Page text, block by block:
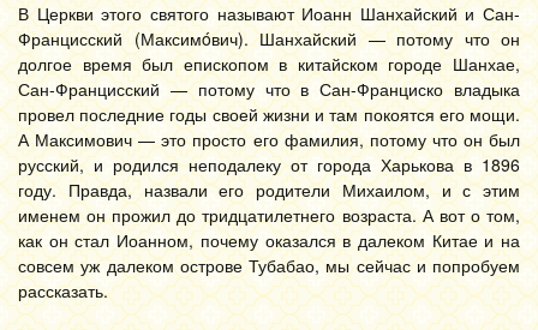
В Церкви этого святого называют Иоанн Шанхайский и Сан-
Францисский (Максимóвич). Шанхайский — потому что он
долгое время был епископом в китайском городе Шанхае,
Сан-Францисский — потому что в Сан-Франциско владыка
провел последние годы своей жизни и там покоятся его мощи.
А Максимович — это просто его фамилия, потому что он был
русский, и родился неподалеку от города Харькова в 1896
году. Правда, назвали его родители Михаилом, и с этим
именем он прожил до тридцатилетнего возраста. А вот о том,
как он стал Иоанном, почему оказался в далеком Китае и на
совсем уж далеком острове Тубабао, мы сейчас и попробуем
рассказать.